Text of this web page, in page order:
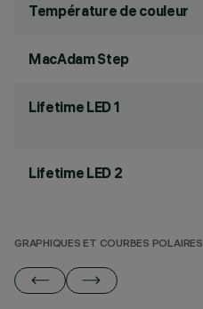
Température de couleur
MacAdam Step
Lifetime LED 1
Lifetime LED 2
GRAPHIQUES ET COURBES POLAIRES